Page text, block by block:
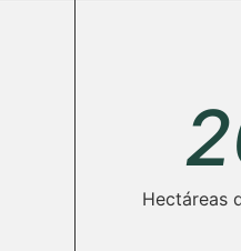
Hectáreas